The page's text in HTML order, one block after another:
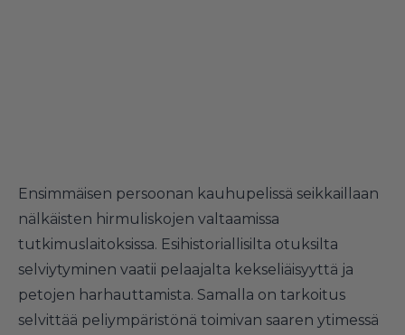
Ensimmäisen persoonan kauhupelissä seikkaillaan
nälkäisten hirmuliskojen valtaamissa
tutkimuslaitoksissa. Esihistoriallisilta otuksilta
selviytyminen vaatii pelaajalta kekseliäisyyttä ja
petojen harhauttamista. Samalla on tarkoitus
selvittää peliympäristönä toimivan saaren ytimessä